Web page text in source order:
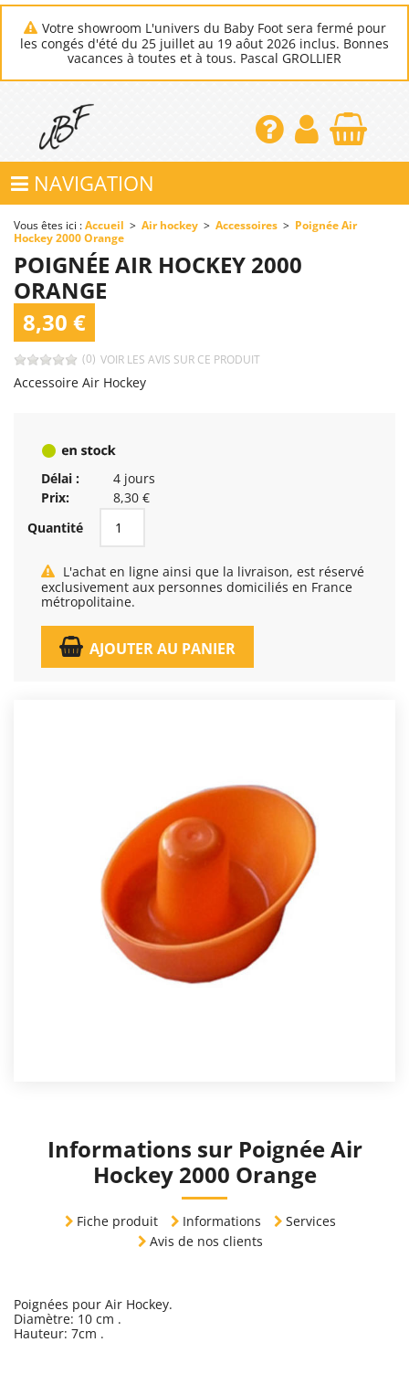
Votre showroom L'univers du Baby Foot sera fermé pour
les congés d'été du 25 juillet au 19 aôut 2026 inclus. Bonnes
vacances à toutes et à tous. Pascal GROLLIER
NAVIGATION
Vous êtes ici :Accueil > Air hockey > Accessoires > Poignée Air
Hockey 2000 Orange
POIGNÉE AIR HOCKEY 2000
ORANGE
8,30 €
(0) VOIR LES AVIS SUR CE PRODUIT
Accessoire Air Hockey
Délai :
4 jours
Prix:
8,30 €
Quantité
exclusivement aux personnes domiciliés en France
métropolitaine.
AJOUTER AU PANIER
Informations sur Poignée Air
Hockey 2000 Orange
Fiche produit Informations
Services
Avis de nos clients
Poignées pour Air Hockey.
Diamètre: 10 cm .
Hauteur: 7cm .